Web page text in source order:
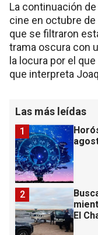
La continuación
cine en octubre de
que se filtraron
trama oscura con
la locura por el
que interpreta
Las más leídas
1
El
2